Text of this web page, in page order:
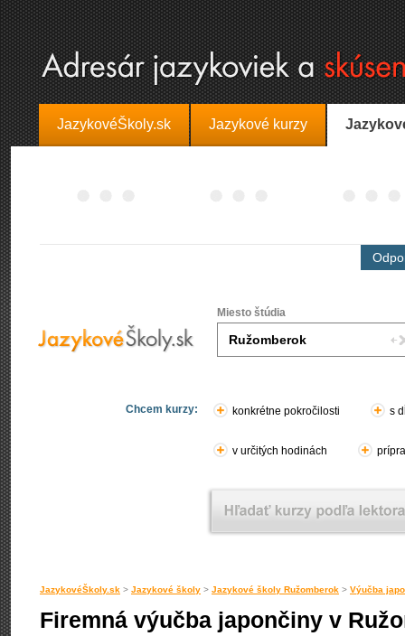
JazykovéŠkoly.sk Jazykové kurzy
Miesto štúdia
Chcem kurzy: konkrétne pokročilosti s
v určitých hodinách
JazykovéŠkoly.sk > Jazykové školy > Jazykové školy Ružomberok > Výučba
Firemná výučba japončiny v